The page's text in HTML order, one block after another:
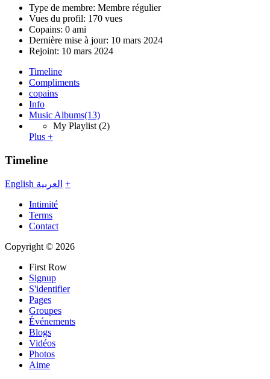
Type de membre: Membre régulier
Vues du profil: 170 vues
Copains: 0 ami
Dernière mise à jour: 10 mars 2024
Rejoint: 10 mars 2024
Timeline
Compliments
copains
Info
Music Albums(13)
My Playlist (2)
Plus +
Timeline
English العربية +
Intimité
Terms
Contact
Copyright © 2026
First Row
Signup
S'identifier
Pages
Groupes
Événements
Blogs
Vidéos
Photos
Aime